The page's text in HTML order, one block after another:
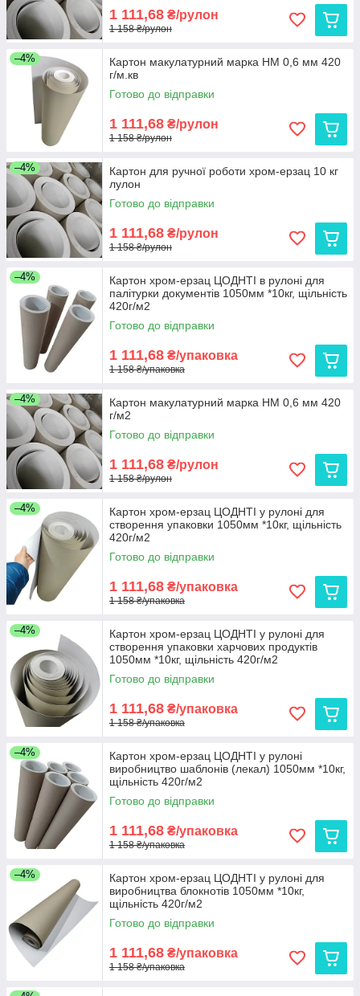
1 111,68 ₴/рулон
1 158 ₴/рулон
–4%
Картон макулатурний марка НМ 0,6 мм 420
г/м.кв
Готово до відправки
1 111,68 ₴/рулон
1 158 ₴/рулон
–4%
Картон для ручної роботи хром-ерзац 10 кг
лулон
Готово до відправки
1 111,68 ₴/рулон
1 158 ₴/рулон
–4%
Картон хром-ерзац ЦОДНТІ в рулоні для
палітурки документів 1050мм *10кг, щільність
420г/м2
Готово до відправки
1 111,68 ₴/упаковка
1 158 ₴/упаковка
–4%
Картон макулатурний марка НМ 0,6 мм 420
г/м2
Готово до відправки
1 111,68 ₴/рулон
1 158 ₴/рулон
–4%
Картон хром-ерзац ЦОДНТІ у рулоні для
створення упаковки 1050мм *10кг, щільність
420г/м2
Готово до відправки
1 111,68 ₴/упаковка
1 158 ₴/упаковка
–4%
Картон хром-ерзац ЦОДНТІ у рулоні для
створення упаковки харчових продуктів
1050мм *10кг, щільність 420г/м2
Готово до відправки
1 111,68 ₴/упаковка
1 158 ₴/упаковка
–4%
Картон хром-ерзац ЦОДНТІ у рулоні
виробництво шаблонів (лекал) 1050мм *10кг,
щільність 420г/м2
Готово до відправки
1 111,68 ₴/упаковка
1 158 ₴/упаковка
–4%
Картон хром-ерзац ЦОДНТІ у рулоні для
виробництва блокнотів 1050мм *10кг,
щільність 420г/м2
Готово до відправки
1 111,68 ₴/упаковка
1 158 ₴/упаковка